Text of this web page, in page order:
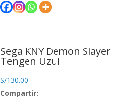
Sega KNY Demon Slayer
Tengen Uzui
S/130.00
Compartir: